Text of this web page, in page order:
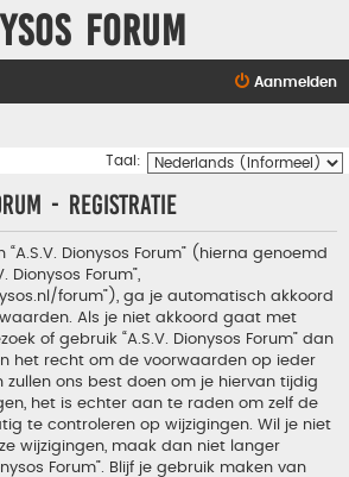
Forum
Aanmelden
Taal:
- Registratie
Dionysos Forum” (hierna genoemd
Dionysos Forum”,
forum”), ga je automatisch akkoord
Als je niet akkoord gaat met
of gebruik “A.S.V. Dionysos Forum” dan
het recht om de voorwaarden op ieder
zullen ons best doen om je hiervan tijdig
het is echter aan te raden om zelf de
te controleren op wijzigingen. Wil je niet
wijzigingen, maak dan niet langer
Forum”. Blijf je gebruik maken van